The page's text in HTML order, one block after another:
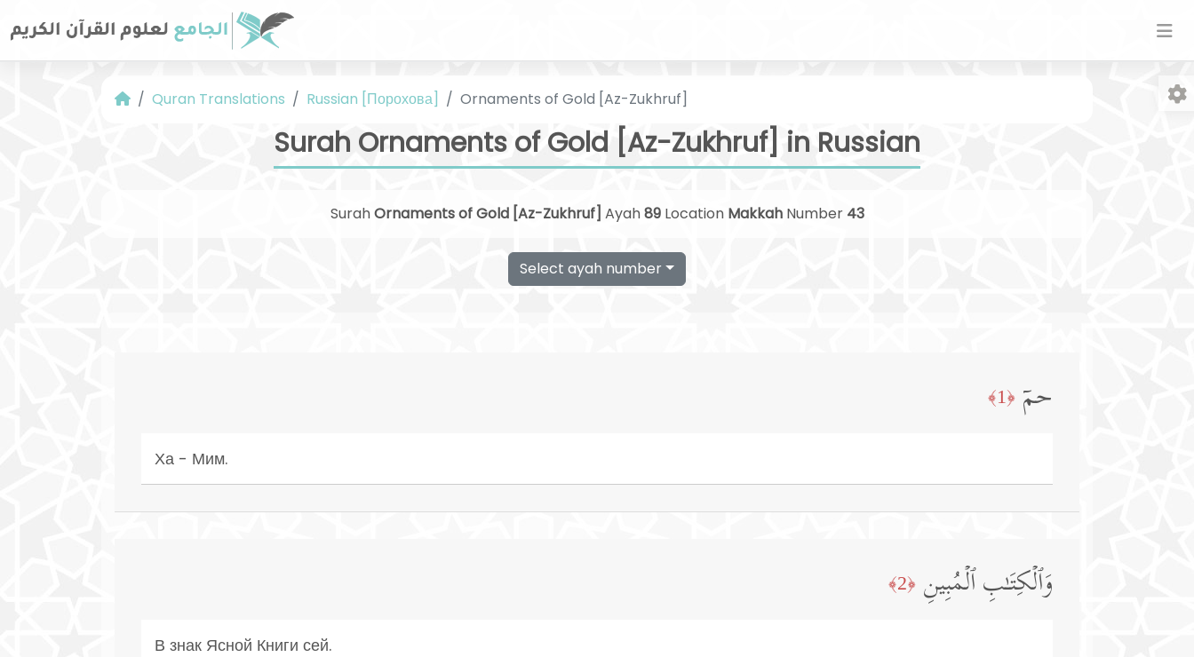
Quran Translations Russian [Порохова] Ornaments of Gold [Az-Zukhruf]
Surah Ornaments of Gold [Az-Zukhruf] in Russian
SurahOrnaments of Gold [Az-Zukhruf] Ayah89Location MakkahNumber 43
Select ayah number
حمۤ ﴿1﴾
Ха - Мим.
وَٱلۡكِتَـٰبِ ٱلۡمُبِینِ ﴿2﴾
В знак Ясной Книги сей.